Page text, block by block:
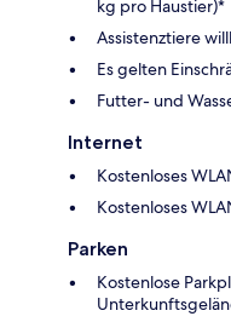
kg pro Haustier)*
Assistenztiere
Es gelten
Futter- und
Internet
Kostenloses
Kostenloses
Parken
Kostenlose